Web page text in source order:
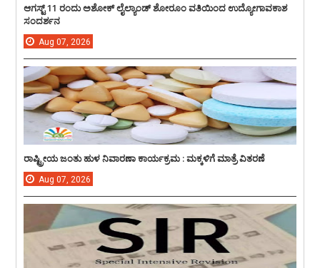
ಆಗಸ್ಟ್ 11 ರಂದು ಅಶೋಕ್ ಲೈಲ್ಯಾಂಡ್ ಶೋರೂಂ ವತಿಯಿಂದ ಉದ್ಯೋಗಾವಕಾಶ
ಸಂದರ್ಶನ
Aug 07, 2026
ರಾಷ್ಟ್ರೀಯ ಜಂತು ಹುಳ ನಿವಾರಣಾ ಕಾರ್ಯಕ್ರಮ : ಮಕ್ಕಳಿಗೆ ಮಾತ್ರೆ ವಿತರಣೆ
Aug 07, 2026